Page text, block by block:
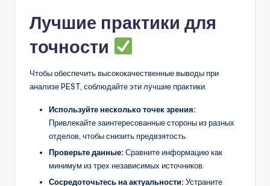
Лучшие практики для
точности
Чтобы обеспечить высококачественные выводы при
анализе PEST, соблюдайте эти лучшие практики.
Используйте несколько точек зрения:
Привлекайте заинтересованные стороны из разных
отделов, чтобы снизить предвзятость.
Проверьте данные: Сравните информацию как
минимум из трех независимых источников.
Сосредоточьтесь на актуальности: Устраните